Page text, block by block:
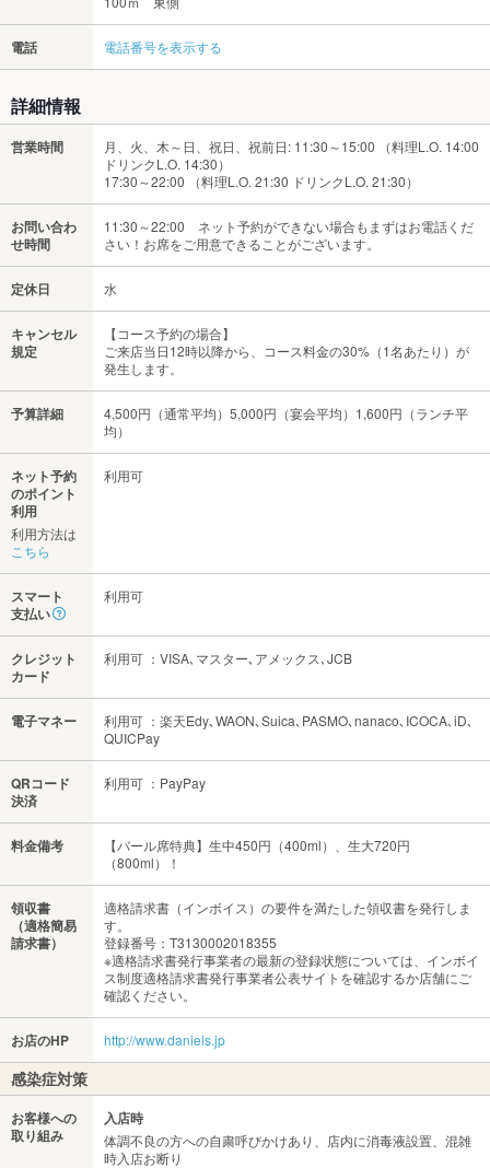
電話 電話番号を表示する
詳細情報
営業時間
月、火、木～日、祝日、祝前日: 11:30～15:00 （料理L.O. 14:00
ドリンクL.O. 14:30）
17:30～22:00 （料理L.O. 21:30 ドリンクL.O. 21:30）
お問い合わ
せ時間
11:30～22:00 ネット予約ができない場合もまずはお電話くだ
さい！お席をご用意できることがございます。
定休日 水
キャンセル
規定
【コース予約の場合】
ご来店当日12時以降から、コース料金の30%（1名あたり）が
発生します。
予算詳細
4,500円（通常平均）5,000円（宴会平均）1,600円（ランチ平
均）
ネット予約
のポイント
利用
利用方法は
こちら
利用可
スマート
支払い
利用可
クレジット
カード
利用可 ：VISA､マスター､アメックス､JCB
電子マネー
利用可 ：楽天Edy､WAON､Suica､PASMO､nanaco､ICOCA､iD､
QUICPay
QRコード
決済
利用可 ：PayPay
料金備考
【バール席特典】生中450円（400ml）、生大720円
（800ml）！
領収書
（適格簡易
請求書）
適格請求書（インボイス）の要件を満たした領収書を発行しま
す。
登録番号：T3130002018355
※適格請求書発行事業者の最新の登録状態については、インボイ
ス制度適格請求書発行事業者公表サイトを確認するか店舗にご
確認ください。
お店のHP http://www.daniels.jp
感染症対策
お客様への
取り組み
入店時
体調不良の方への自粛呼びかけあり、店内に消毒液設置、混雑
時入店お断り